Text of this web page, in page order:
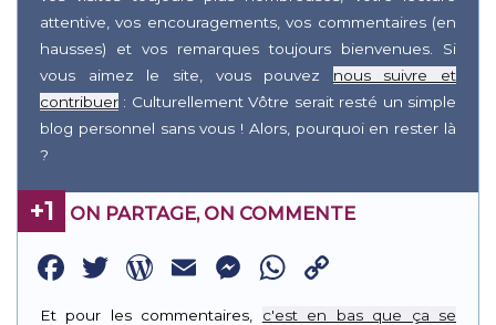
attentive, vos encouragements, vos commentaires (en
hausses) et vos remarques toujours bienvenues. Si
vous aimez le site, vous pouvez nous suivre et
contribuer : Culturellement Vôtre serait resté un simple
blog personnel sans vous ! Alors, pourquoi en rester là
?
+1 ON PARTAGE, ON COMMENTE
Facebook
Twitter
WordPress
EmailMessenger
WhatsApp
Link
Et pour les commentaires, c'est en bas que ça se